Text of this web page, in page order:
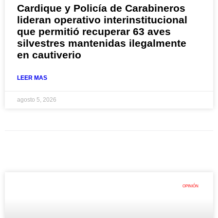
Cardique y Policía de Carabineros
lideran operativo interinstitucional
que permitió recuperar 63 aves
silvestres mantenidas ilegalmente
en cautiverio
LEER MAS
agosto 5, 2026
OPINIÓN